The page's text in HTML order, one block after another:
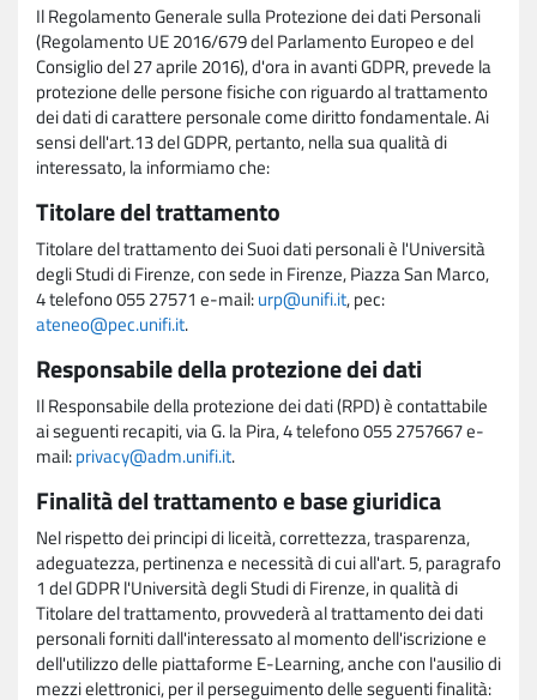
Il Regolamento Generale sulla Protezione dei dati Personali
(Regolamento UE 2016/679 del Parlamento Europeo e del
Consiglio del 27 aprile 2016), d'ora in avanti GDPR, prevede la
protezione delle persone fisiche con riguardo al trattamento
dei dati di carattere personale come diritto fondamentale. Ai
sensi dell'art.13 del GDPR, pertanto, nella sua qualità di
interessato, la informiamo che:
Titolare del trattamento
Titolare del trattamento dei Suoi dati personali è l'Università
degli Studi di Firenze, con sede in Firenze, Piazza San Marco,
4 telefono 055 27571 e-mail:urp@unifi.it, pec:
ateneo@pec.unifi.it.
Responsabile della protezione dei dati
Il Responsabile della protezione dei dati (RPD) è contattabile
ai seguenti recapiti, via G. la Pira, 4 telefono 055 2757667 e-
mail:privacy@adm.unifi.it.
Finalità del trattamento e base giuridica
Nel rispetto dei principi di liceità, correttezza, trasparenza,
adeguatezza, pertinenza e necessità di cui all'art. 5, paragrafo
1 del GDPR l'Università degli Studi di Firenze, in qualità di
Titolare del trattamento, provvederà al trattamento dei dati
personali forniti dall'interessato al momento dell'iscrizione e
dell'utilizzo delle piattaforme E-Learning, anche con l'ausilio di
mezzi elettronici, per il perseguimento delle seguenti finalità: